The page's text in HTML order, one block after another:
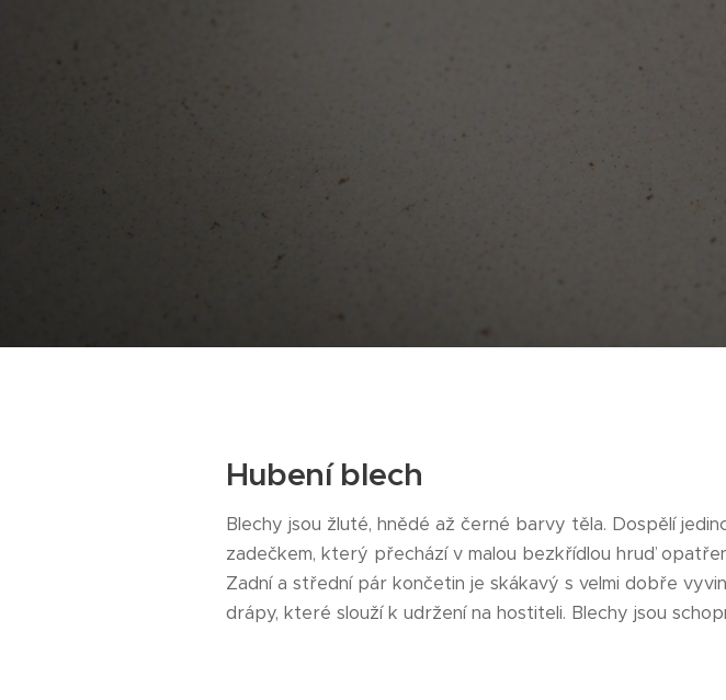
Hubení blech
Blechy jsou žluté, hnědé až černé barvy těla. Dospělí
zadečkem, který přechází v malou bezkřídlou hruď
Zadní a střední pár končetin je skákavý s velmi dobře
drápy, které slouží k udržení na hostiteli. Blechy jsou